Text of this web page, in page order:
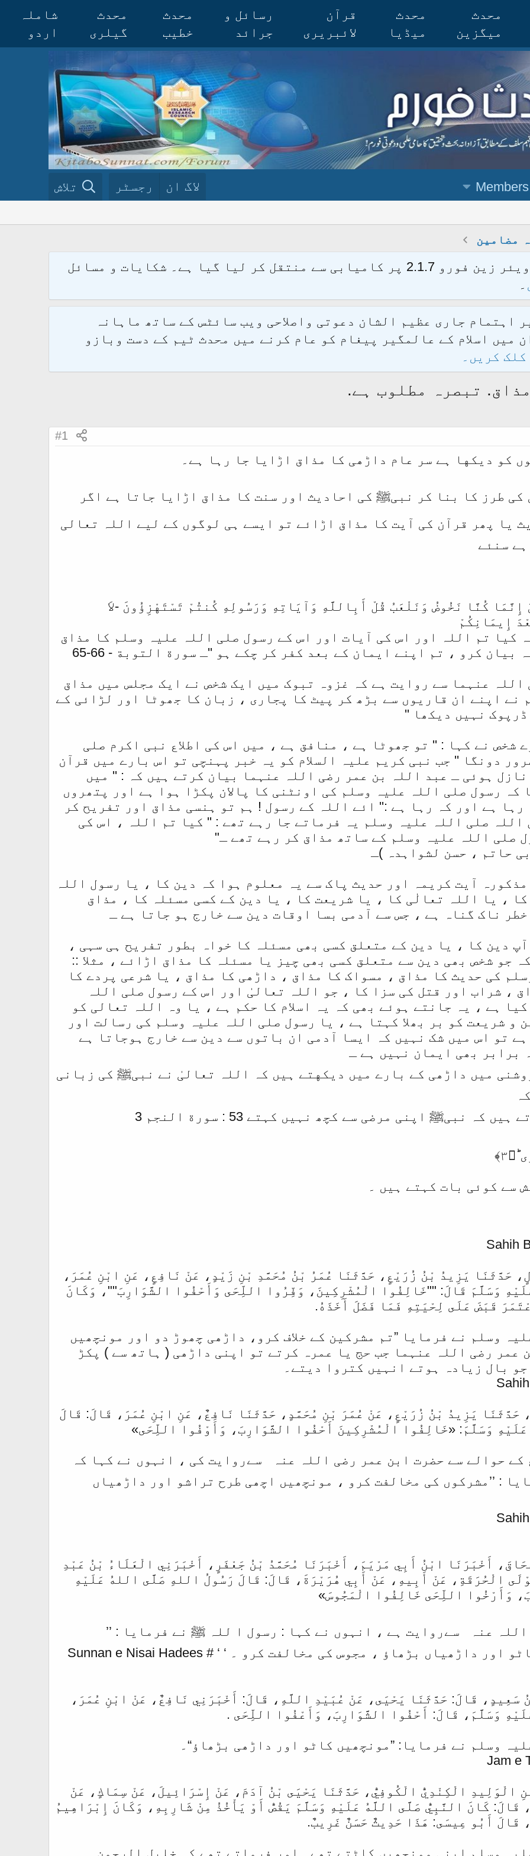
محدث
میگزین
محدث
میڈیا
قرآن
لائبریری
رسائل و
جرائد
محدث
خطیب
محدث
گیلری
شاملہ
اردو
Members لاگ ان رجسٹر تلاش
مضامین
الحمدللہ محدث فورم کو نئےسافٹ ویئر زین فورو 2.1.7 پر کامیابی سے منتقل کر لیا گیا ہے۔ شکایات و مسائل
۔
اہتمام جاری عظیم الشان دعوتی واصلاحی ویب سائٹس کے ساتھ ماہانہ
میں اسلام کے عالمگیر پیغام کو عام کرنے میں محدث ٹیم کے دست وبازو
کلک کریں۔
تبصرہ مطلوب ہے.
#1
کو دیکها ہے سر عام داڑھی کا مذاق اڑایا جا رہا ہے۔
کی طرز کا بنا کر نبیﷺ کی احادیث اور سنت کا مذاق اڑایا جاتا ہے اگر
یا پھر قرآن کی آیت کا مذاق اڑائے تو ایسے ہی لوگوں کے لیے اللہ تعالی
سنئے
إِنَّمَا كُنَّا نَخُوضُ وَنَلْعَبُ قُلْ أَبِاللَّهِ وَآيَاتِهِ وَرَسُولِهِ كُنتُمْ تَسْتَهْزِؤُونَ -لاَ
إِيمَانِكُمْ
کیا تم اللہ اور اس کی آیات اور اس کے رسول صلی اللہ علیہ وسلم کا مذاق
بیان کرو ، تم اپنے ایمان کے بعد کفر کر چکے ہو ''ـ سورة التوبة - 66-65
اللہ عنہما سے روایت ہے کہ غزوہ تبوک میں ایک شخص نے ایک مجلس میں مذاق
نے اپنے ان قاریوں سے بڑھ کر پیٹ کا پجاری ، زبان کا جھوٹا اور لڑائی کے
نہیں دیکھا ''
شخص نے کہا : '' تو جھوٹا ہے ، منافق ہے ، میں اس کی اطلاع نبی اکرم صلی
دونگا '' جب نبی کریم علیہ السلام کو یہ خبر پہنچی تو اس بارے میں قرآن
ہوئی ـ عبد اللہ بن عمر رضی اللہ عنہما بیان کرتے ہیں کہ : '' میں
کہ رسول صلی اللہ علیہ وسلم کی اونٹنی کا پالان پکڑا ہوا ہے اور پتھروں
رہا ہے اور کہ رہا ہے :'' ائے اللہ کے رسول ! ہم تو ہنسی مذاق اور تفریح کر
اللہ صلی اللہ علیہ وسلم یہ فرماتے جا رہے تھے : '' کیا تم اللہ ، اس کی
صلی اللہ علیہ وسلم کے ساتھ مذاق کر رہے تھے ـ"
حاتم ، حسن لشواہدہ )ـ
آیت کریمہ اور حدیث پاک سے یہ معلوم ہوا کہ دین کا ، یا رسول اللہ
، یا اللہ تعالٰی کا ، یا شریعت کا ، یا دین کے کسی مسئلہ کا ، مذاق
ناک گناہ ہے ، جس سے آدمی بسا اوقات دین سے خارج ہو جاتا ہے ـ
دین کا ، یا دین کے متعلق کسی بھی مسئلہ کا خواہ بطور تفریح ہی سہی ،
جو شخص بھی دین سے متعلق کسی بھی چیز یا مسئلہ کا مذاق اڑائے ، مثلا ::
کی حدیث کا مذاق ، مسواک کا مذاق ، داڑھی کا مذاق ، یا شرعی پردے کا
، شراب اور قتل کی سزا کا ، جو اللہ تعالیٰ اور اس کے رسول صلی اللہ
ہے ، یہ جانتے ہوئے بھی کہ یہ اسلام کا حکم ہے ، یا وہ اللہ تعالی کو
و شریعت کو بر بھلا کہتا ہے ، یا رسول صلی اللہ علیہ وسلم کی رسالت اور
تو اس میں شک نہیں کہ ایسا آدمی ان باتوں سے دین سے خارج ہوجاتا ہے
برابر بھی ایمان نہیں ہے ـ
میں داڑھی کے بارے میں دیکهتے ہیں کہ اللہ تعالیٰ نے نبیﷺ کی زبانی
کہ نبیﷺ اپنی مرضی سے کچھ نہیں کہتے 53 : سورة النجم 3
سے کوئی بات کہتے ہیں ۔
Sahih
‏‏‏‏‏‏حَدَّثَنَا يَزِيدُ بْنُ زُرَيْعٍ، ‏‏‏‏‏‏حَدَّثَنَا عُمَرُ بْنُ مُحَمَّدِ بْنِ زَيْدٍ، ‏‏‏‏‏‏عَنْ نَافِعٍ، ‏‏‏‏‏‏عَنِ ابْنِ عُمَرَ،
وَسَلَّمَ قَالَ:‏‏‏‏ ""خَالِفُوا الْمُشْرِكِينَ، ‏‏‏‏‏‏وَفِّرُوا اللِّحَى وَأَحْفُوا الشَّوَارِبَ""، ‏‏‏‏‏‏وَكَانَ
قَبَضَ عَلَى لِحْيَتِهِ فَمَا فَضَلَ أَخَذَهُ.
وسلم نے فرمایا ”تم مشرکین کے خلاف کرو، داڑھی چھوڑ دو اور مونچھیں
عمر رضی اللہ عنہما جب حج یا عمرہ کرتے تو اپنی داڑھی ( ہاتھ سے ) پکڑ
بال زیادہ ہوتے انہیں کتروا دیتے۔
حَدَّثَنَا يَزِيدُ بْنُ زُرَيْعٍ، عَنْ عُمَرَ بْنِ مُحَمَّدٍ، حَدَّثَنَا نَافِعٌ، عَنِ ابْنِ عُمَرَ، قَالَ: قَالَ
وَسَلَّمَ: «خَالِفُوا الْمُشْرِكِينَ أَحْفُوا الشَّوَارِبَ، وَأَوْفُوا اللِّحَى»
کے حوالے سے حضرت ابن عمر ‌رضی ‌اللہ ‌عنہ ‌ ‌ سےروایت کی ، انہوں نے کہا کہ
: ’’مشرکوں کی مخالفت کرو ، مونچھیں اچھی طرح تراشو اور داڑھیاں
أَخْبَرَنَا ابْنُ أَبِي مَرْيَمَ، أَخْبَرَنَا مُحَمَّدُ بْنُ جَعْفَرٍ، أَخْبَرَنِي الْعَلَاءُ بْنُ عَبْدِ
الْحُرَقَةِ، عَنْ أَبِيهِ، عَنْ أَبِي هُرَيْرَةَ، قَالَ: قَالَ رَسُولُ اللهِ صَلَّى اللهُ عَلَيْهِ
وَأَرْخُوا اللِّحَى خَالِفُوا الْمَجُوسَ»
‌عنہ ‌ ‌ سےروایت ہے ، انہوں نے کہا : رسول ا للہ ﷺ نے فرمایا : ’’
مونچھیں اچھی طرح کاٹو اور داڑھیاں بڑھاؤ ، مجوس کی مخالفت کرو ۔ ‘ ‘ Sunnan e Nisai Hadees #
سَعِيدٍ، ‏‏‏‏‏‏قَالَ:‏‏‏‏ حَدَّثَنَا يَحْيَى، ‏‏‏‏‏‏عَنْ عُبَيْدِ اللَّهِ، ‏‏‏‏‏‏قَالَ:‏‏‏‏ أَخْبَرَنِي نَافِعٌ، ‏‏‏‏‏‏عَنْ ابْنِ عُمَرَ،
وَسَلَّمَ، ‏‏‏‏‏‏قَالَ:‏‏‏‏ أَحْفُوا الشَّوَارِبَ، ‏‏‏‏‏‏وَأَعْفُوا اللِّحَى .
وسلم نے فرمایا: ”مونچھیں کاٹو اور داڑھی بڑھاؤ“۔
Jam e
الْوَلِيدِ الْكِنْدِيُّ الْكُوفِيُّ، حَدَّثَنَا يَحْيَى بْنُ آدَمَ، عَنْ إِسْرَائِيلَ، عَنْ سِمَاكٍ، عَنْ
قَالَ:‏‏‏‏ كَانَ النَّبِيُّ صَلَّى اللَّهُ عَلَيْهِ وَسَلَّمَ يَقُصُّ أَوْ يَأْخُذُ مِنْ شَارِبِهِ، ‏‏‏‏‏‏وَكَانَ إِبْرَاهِيمُ
‏‏‏‏‏‏قَالَ أَبُو عِيسَى:‏‏‏‏ هَذَا حَدِيثٌ حَسَنٌ غَرِيبٌ.
وسلم اپنی مونچھیں کاٹتے تھے۔ اور فرماتے تھے کہ خلیل الرحمن